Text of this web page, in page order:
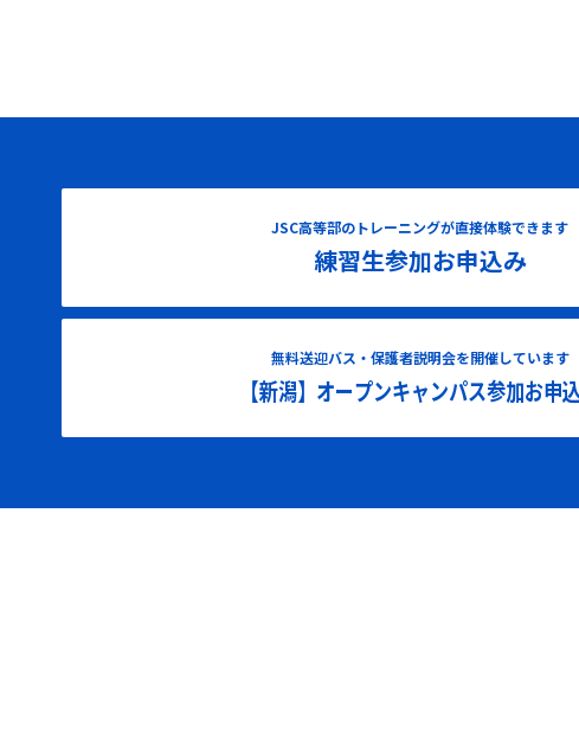
JSC高等部のトレーニングが直接体験できます
練習生参加お申込み
無料送迎バス・保護者説明会を開催しています
【新潟】オープンキャンパス参加お申